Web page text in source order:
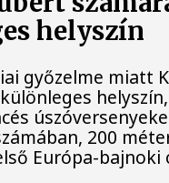
helyszín
győzelme miatt
200
Európa-bajnoki